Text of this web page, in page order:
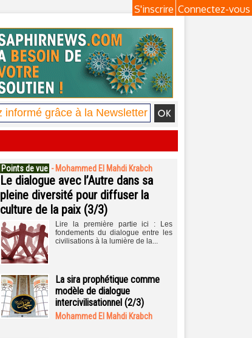
Connectez-vous
S'inscrire
Points de vue - Mohammed El Mahdi Krabch
Le dialogue avec l’Autre dans sa
pleine diversité pour diffuser la
culture de la paix (3/3)
Lire la première partie ici : Les
fondements du dialogue entre les
civilisations à la lumière de la...
La sira prophétique comme
modèle de dialogue
intercivilisationnel (2/3)
Mohammed El Mahdi Krabch